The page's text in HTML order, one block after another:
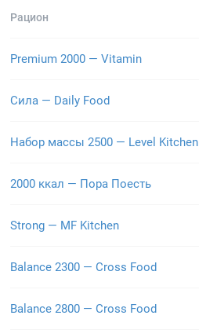
Рацион
Premium 2000 — Vitamin
Сила — Daily Food
Набор массы 2500 — Level Kitchen
2000 ккал — Пора Поесть
Strong — MF Kitchen
Balance 2300 — Cross Food
Balance 2800 — Cross Food